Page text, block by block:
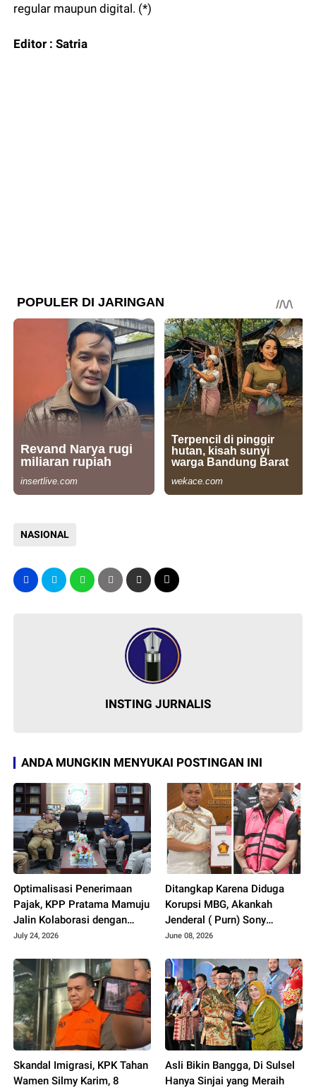
regular maupun digital. (*)
Editor : Satria
NASIONAL
INSTING JURNALIS
ANDA MUNGKIN MENYUKAI POSTINGAN INI
Optimalisasi Penerimaan
Pajak, KPP Pratama Mamuju
Jalin Kolaborasi dengan
Pemkab Mamuju Tengah
July 24, 2026
Ditangkap Karena Diduga
Korupsi MBG, Akankah
Jenderal ( Purn) Sony
Sonjaya Menyeret Nama
June 08, 2026
Skandal Imigrasi, KPK Tahan
Wamen Silmy Karim, 8
Asli Bikin Bangga, Di Sulsel
Hanya Sinjai yang Meraih